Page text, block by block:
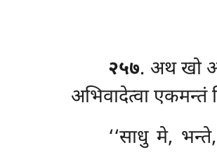
२५७. अथ खो
अभिवादेत्वा एकमन्तं
‘‘साधु मे,